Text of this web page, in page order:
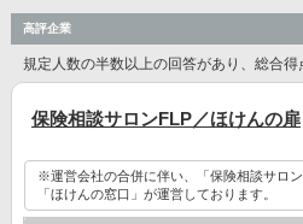
高評企業
規定人数の半数以上の回答があり、総合得
保険相談サロンFLP／ほけんの扉
※運営会社の合併に伴い、「保険相談サロ
「ほけんの窓口」が運営しております。